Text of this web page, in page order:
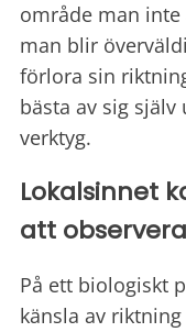
område man
man blir
förlora sin
bästa av sig
verktyg.
Lokalsinnet
att
På ett biologiskt
känsla av riktning